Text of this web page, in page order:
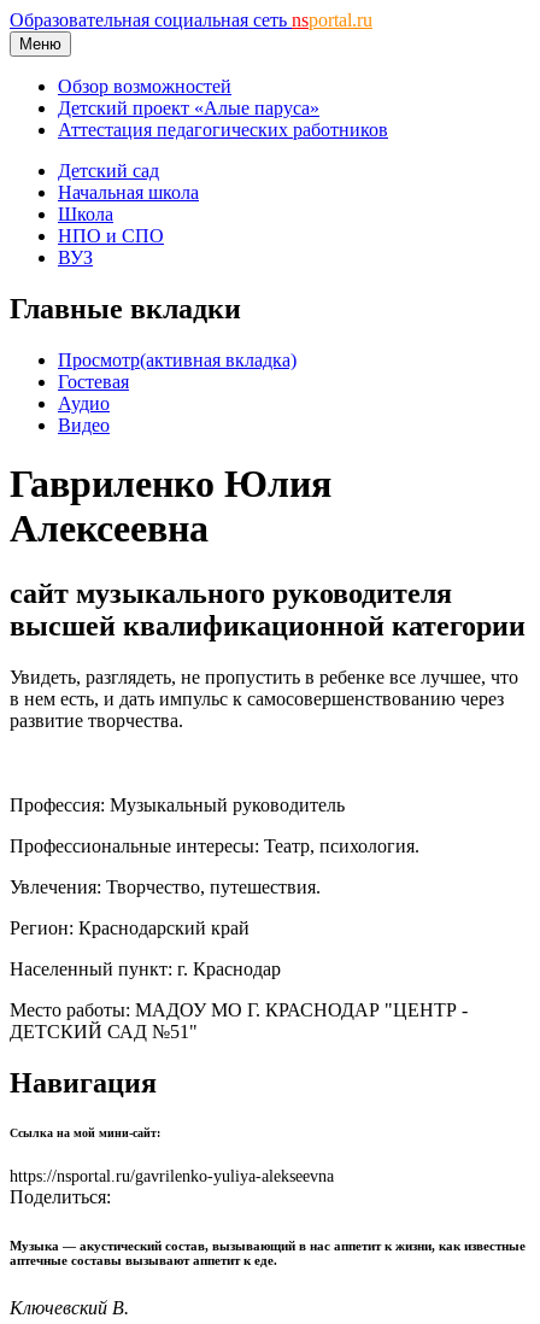
Образовательная социальная сеть nsportal.ru
Меню
Обзор возможностей
Детский проект «Алые паруса»
Аттестация педагогических работников
Детский сад
Начальная школа
Школа
НПО и СПО
ВУЗ
Главные вкладки
Просмотр(активная вкладка)
Гостевая
Аудио
Видео
Гавриленко Юлия
Алексеевна
сайт музыкального руководителя
высшей квалификационной категории
Увидеть, разглядеть, не пропустить в ребенке все лучшее, что
в нем есть, и дать импульс к самосовершенствованию через
развитие творчества.
Профессия: Музыкальный руководитель
Профессиональные интересы: Театр, психология.
Увлечения: Творчество, путешествия.
Регион: Краснодарский край
Населенный пункт: г. Краснодар
Место работы: МАДОУ МО Г. КРАСНОДАР "ЦЕНТР -
ДЕТСКИЙ САД №51"
Навигация
Ссылка на мой мини-сайт:
https://nsportal.ru/gavrilenko-yuliya-alekseevna
Поделиться:
Музыка — акустический состав, вызывающий в нас аппетит к жизни, как известные
аптечные составы вызывают аппетит к еде.
Ключевский В.